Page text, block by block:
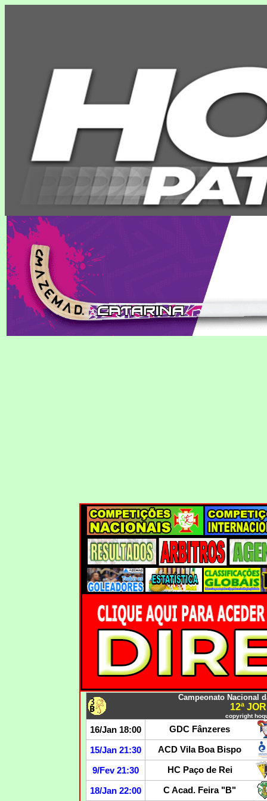
Campeonato Nacional
12ª
copyright
16/Jan 18:00 GDC Fânzeres
15/Jan 21:30 ACD Vila Boa Bispo
9/Fev 21:30 HC Paço de Rei
18/Jan 22:00 C Acad. Feira "B"